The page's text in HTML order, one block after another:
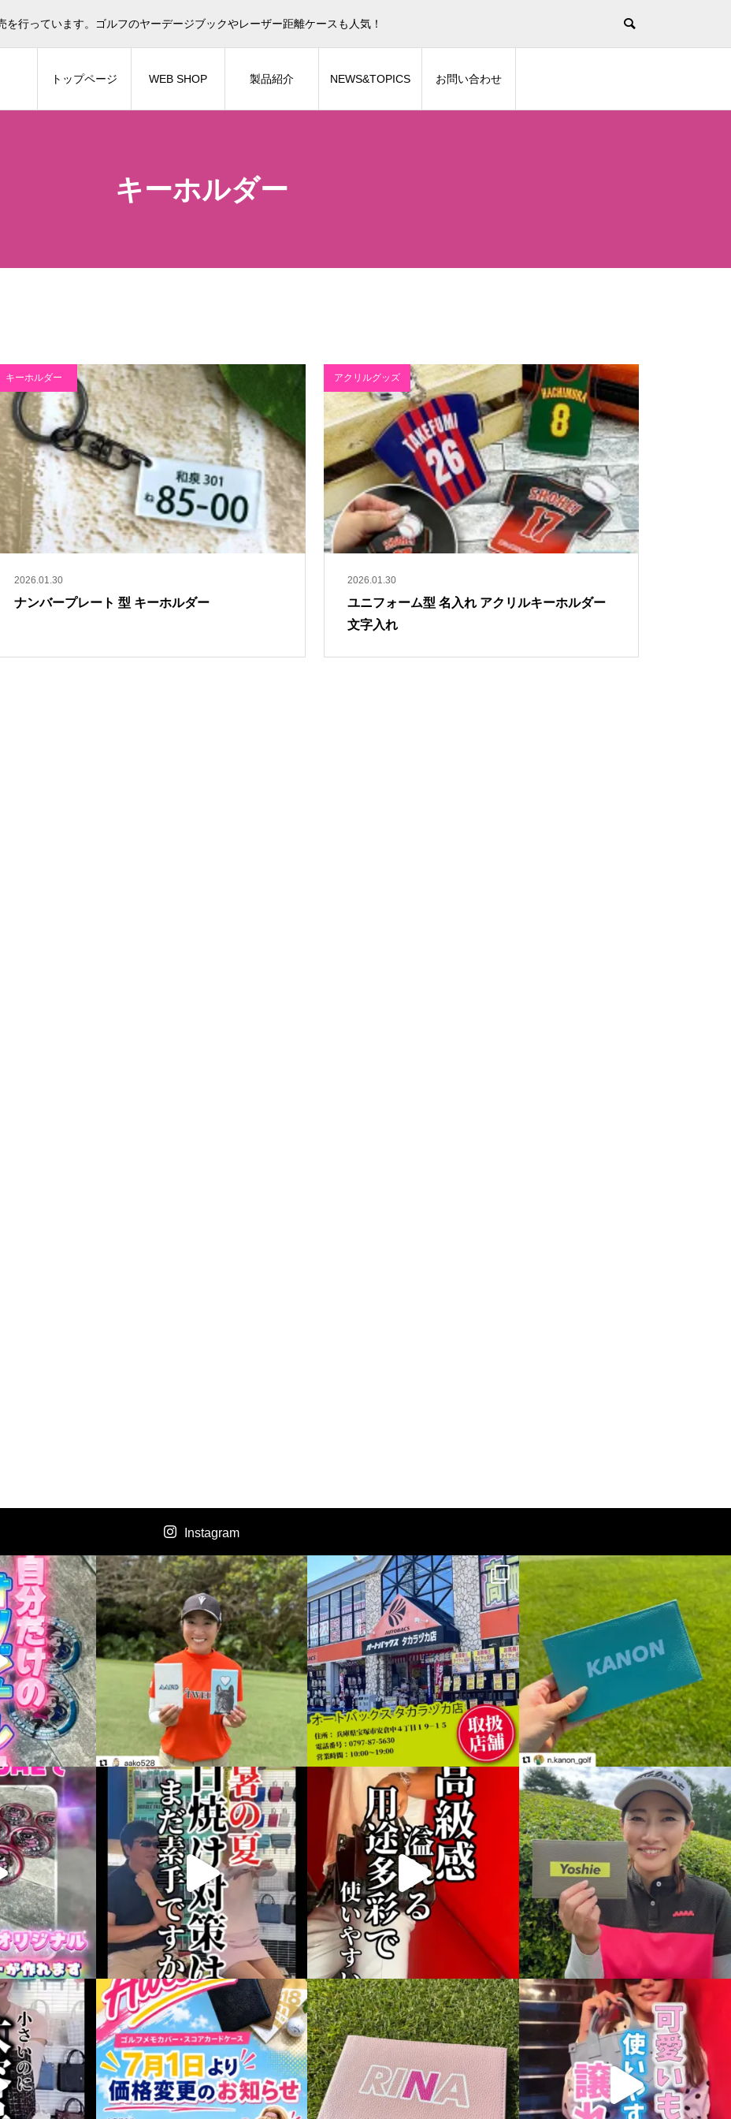
行っています。ゴルフのヤーデージブックやレーザー距離ケースも人気！
トップページ WEB SHOP 製品紹介 NEWS&TOPICS お問い合わせ
キーホルダー
2026.01.30
ナンバープレート 型 キーホルダー
キーホルダー
2026.01.30
ユニフォーム型 名入れ アクリルキーホルダー
文字入れ
アクリルグッズ
Instagram